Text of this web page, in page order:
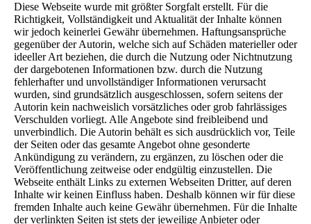
Diese Webseite wurde mit größter Sorgfalt erstellt. Für die
Richtigkeit, Vollständigkeit und Aktualität der Inhalte können
wir jedoch keinerlei Gewähr übernehmen. Haftungsansprüche
gegenüber der Autorin, welche sich auf Schäden materieller oder
ideeller Art beziehen, die durch die Nutzung oder Nichtnutzung
der dargebotenen Informationen bzw. durch die Nutzung
fehlerhafter und unvollständiger Informationen verursacht
wurden, sind grundsätzlich ausgeschlossen, sofern seitens der
Autorin kein nachweislich vorsätzliches oder grob fahrlässiges
Verschulden vorliegt. Alle Angebote sind freibleibend und
unverbindlich. Die Autorin behält es sich ausdrücklich vor, Teile
der Seiten oder das gesamte Angebot ohne gesonderte
Ankündigung zu verändern, zu ergänzen, zu löschen oder die
Veröffentlichung zeitweise oder endgültig einzustellen. Die
Webseite enthält Links zu externen Webseiten Dritter, auf deren
Inhalte wir keinen Einfluss haben. Deshalb können wir für diese
fremden Inhalte auch keine Gewähr übernehmen. Für die Inhalte
der verlinkten Seiten ist stets der jeweilige Anbieter oder